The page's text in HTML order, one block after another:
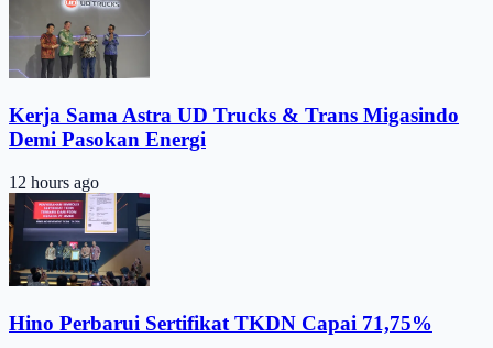
Kerja Sama Astra UD Trucks & Trans Migasindo
Demi Pasokan Energi
12 hours ago
Hino Perbarui Sertifikat TKDN Capai 71,75%